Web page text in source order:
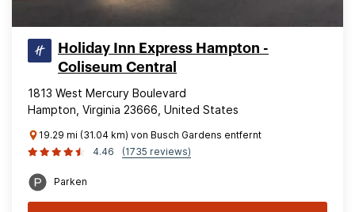
Holiday Inn Express Hampton -
Coliseum Central
1813 West Mercury Boulevard
Hampton, Virginia 23666, United States
19.29 mi (31.04 km) von Busch Gardens entfernt
4.46
(1735 reviews)
Parken